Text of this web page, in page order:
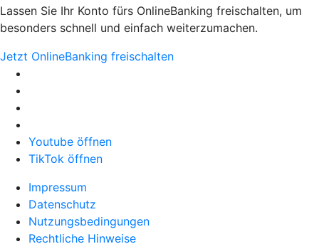
Lassen Sie Ihr Konto fürs OnlineBanking freischalten, um
besonders schnell und einfach weiterzumachen.
Jetzt OnlineBanking freischalten
Youtube öffnen
TikTok öffnen
Impressum
Datenschutz
Nutzungsbedingungen
Rechtliche Hinweise